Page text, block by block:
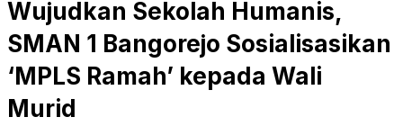
Wujudkan Sekolah Humanis,
SMAN 1 Bangorejo Sosialisasikan
‘MPLS Ramah’ kepada Wali
Murid